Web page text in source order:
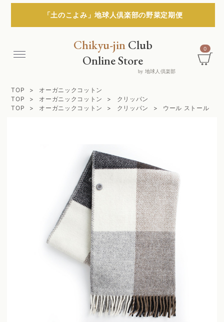
Menu
「土のこよみ」地球人倶楽部の野菜定期便
Chikyu-jinClub
Online Store
by 地球人倶楽部
0
TOP
オーガニックコットン
TOP
オーガニックコットン
クリッパン
TOP
オーガニックコットン クリッパン ウール ストール